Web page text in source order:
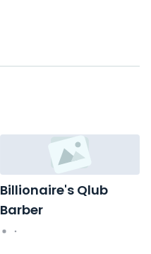
Billionaire's Qlub
Barber
Buikslotermeerplein 13